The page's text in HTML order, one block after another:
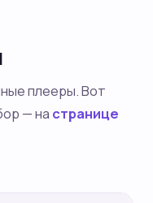
плееры. Вот
— на странице